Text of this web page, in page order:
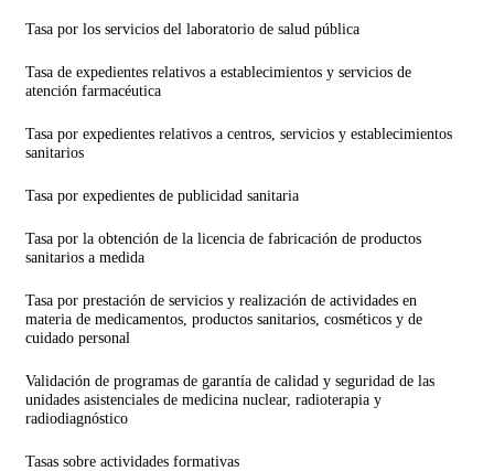
Tasa por los servicios del laboratorio de salud pública
Tasa de expedientes relativos a establecimientos y servicios de
atención farmacéutica
Tasa por expedientes relativos a centros, servicios y establecimientos
sanitarios
Tasa por expedientes de publicidad sanitaria
Tasa por la obtención de la licencia de fabricación de productos
sanitarios a medida
Tasa por prestación de servicios y realización de actividades en
materia de medicamentos, productos sanitarios, cosméticos y de
cuidado personal
Validación de programas de garantía de calidad y seguridad de las
unidades asistenciales de medicina nuclear, radioterapia y
radiodiagnóstico
Tasas sobre actividades formativas